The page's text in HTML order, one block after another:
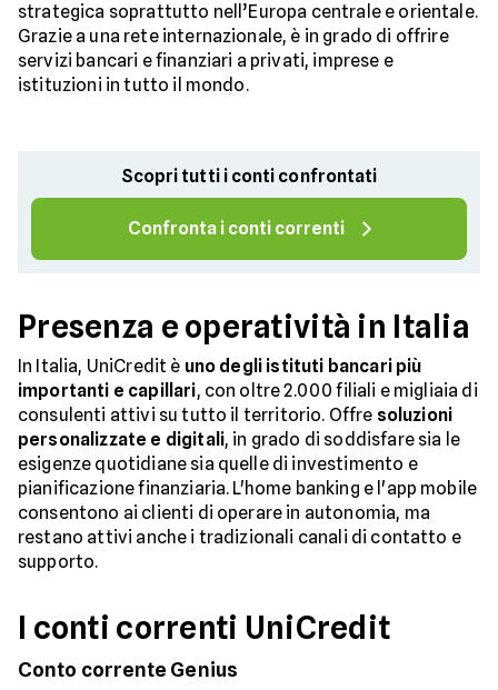
strategica soprattutto nell’Europa centrale e orientale.
Grazie a una rete internazionale, è in grado di offrire
servizi bancari e finanziari a privati, imprese e
istituzioni in tutto il mondo.
Scopri tutti i conti confrontati
Confronta i conti correnti
Presenza e operatività in Italia
In Italia, UniCredit è uno degli istituti bancari più
importanti e capillari, con oltre 2.000 filiali e migliaia di
consulenti attivi su tutto il territorio. Offre soluzioni
personalizzate e digitali, in grado di soddisfare sia le
esigenze quotidiane sia quelle di investimento e
pianificazione finanziaria. L'home banking e l'app mobile
consentono ai clienti di operare in autonomia, ma
restano attivi anche i tradizionali canali di contatto e
supporto.
I conti correnti UniCredit
Conto corrente Genius